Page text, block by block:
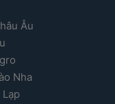
Âu
Nha